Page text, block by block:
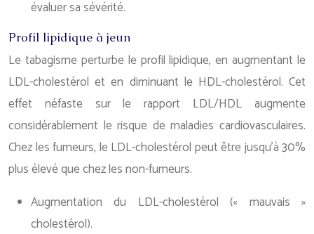
évaluer sa sévérité.
Profil lipidique à jeun
Le tabagisme perturbe le profil lipidique, en augmentant le
LDL-cholestérol et en diminuant le HDL-cholestérol. Cet
effet néfaste sur le rapport LDL/HDL augmente
considérablement le risque de maladies cardiovasculaires.
Chez les fumeurs, le LDL-cholestérol peut être jusqu’à 30%
plus élevé que chez les non-fumeurs.
Augmentation du LDL-cholestérol (« mauvais »
cholestérol).